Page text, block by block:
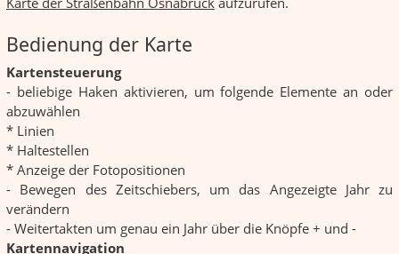
Bedienung der Karte
Kartensteuerung
- beliebige Haken aktivieren, um folgende Elemente an oder
abzuwählen
* Linien
* Haltestellen
* Anzeige der Fotopositionen
- Bewegen des Zeitschiebers, um das Angezeigte Jahr zu
verändern
- Weitertakten um genau ein Jahr über die Knöpfe + und -
Kartennavigation